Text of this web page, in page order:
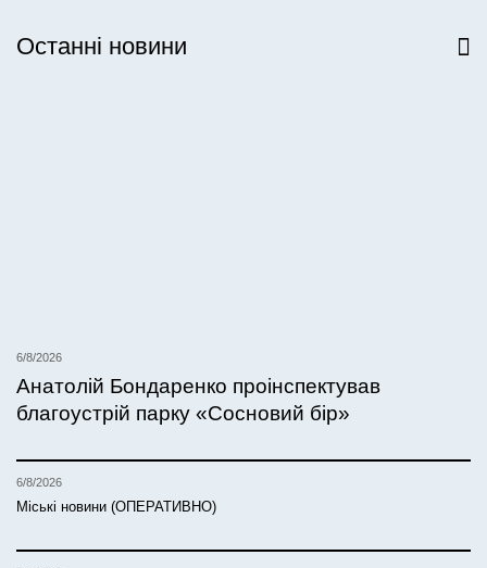
Останні новини
6/8/2026
Анатолій Бондаренко проінспектував
благоустрій парку «Сосновий бір»
6/8/2026
Міські новини (ОПЕРАТИВНО)